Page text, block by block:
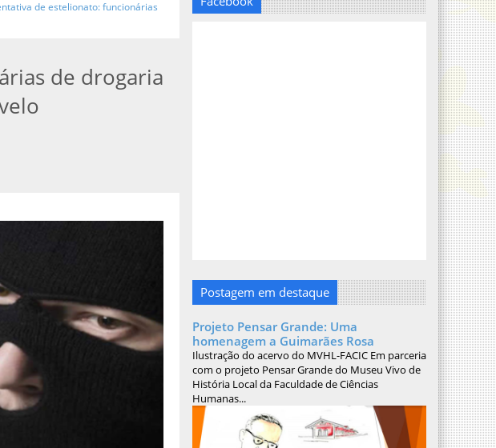
de estelionato: funcionárias
de drogaria
Postagem em destaque
Projeto Pensar Grande: Uma
homenagem a Guimarães Rosa
Ilustração do acervo do MVHL-FACIC Em parceria
com o projeto Pensar Grande do Museu Vivo de
História Local da Faculdade de Ciências
Humanas...